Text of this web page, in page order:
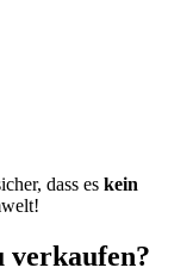
dass es kein
verkaufen?